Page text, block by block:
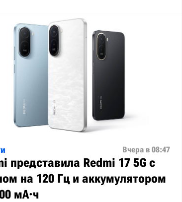
Вчера в 08:47
представила Redmi 17 5G с
на 120 Гц и аккумулятором
мА·ч